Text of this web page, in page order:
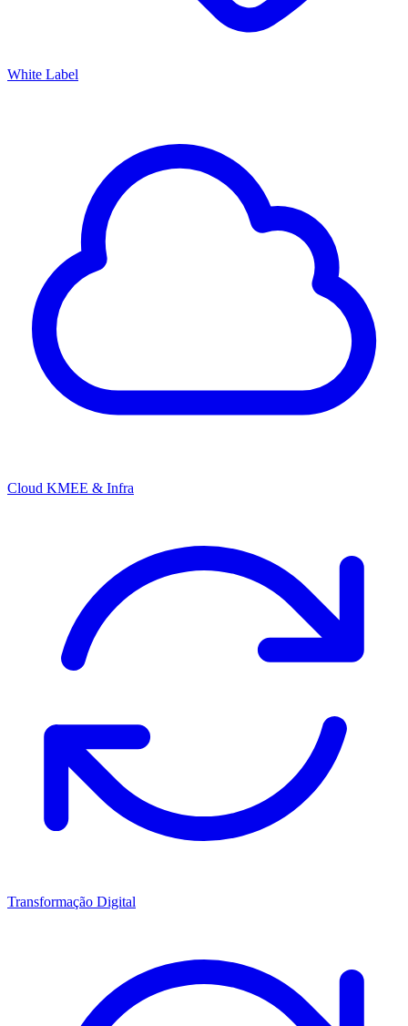
White Label
Cloud KMEE & Infra
Transformação Digital